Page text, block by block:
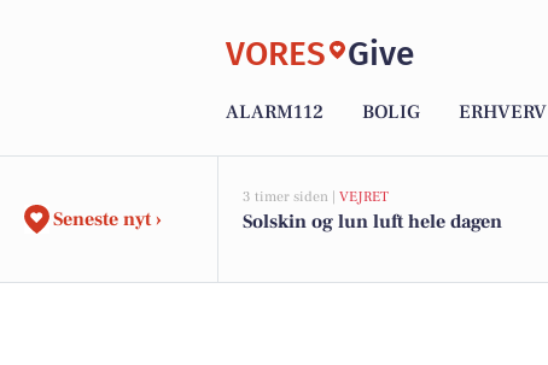
VORES Give
ALARM112 BOLIG ERHVERV
Seneste nyt ›
3 timer siden | VEJRET
Solskin og lun luft hele dagen